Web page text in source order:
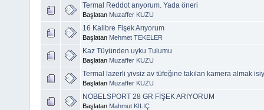
Termal Reddot arıyorum. Yada öneri
Başlatan Muzaffer KUZU
16 Kalibre Fişek Arıyorum
Başlatan Mehmet TEKELER
Kaz Tüyünden uyku Tulumu
Başlatan Muzaffer KUZU
Termal lazerli yivsiz av tüfeğine takılan kamera almak
Başlatan Muzaffer KUZU
NOBELSPORT 28 GR FİŞEK ARIYORUM
Başlatan Mahmut KILIÇ